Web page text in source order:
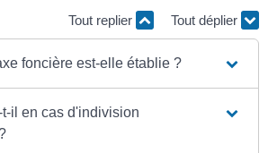
Tout replier
Tout déplier
foncière est-elle établie ?
il en cas d'indivision